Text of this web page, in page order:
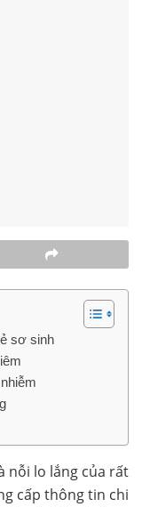
sơ sinh
nỗi lo lắng của rất
cấp thông tin chi